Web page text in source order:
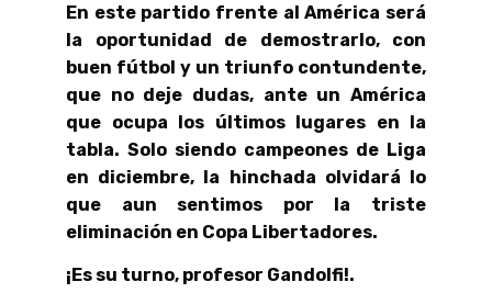
En este partido frente al América será
la oportunidad de demostrarlo, con
buen fútbol y un triunfo contundente,
que no deje dudas, ante un América
que ocupa los últimos lugares en la
tabla. Solo siendo campeones de Liga
en diciembre, la hinchada olvidará lo
que aun sentimos por la triste
eliminación en Copa Libertadores.
¡Es su turno, profesor Gandolfi!.